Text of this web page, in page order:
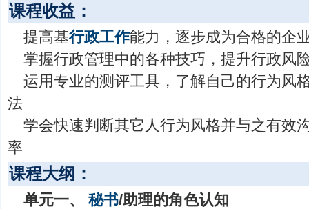
课程收益：
提高基行政工作能力，逐步成为合格的企
掌握行政管理中的各种技巧，提升行政风
运用专业的测评工具，了解自己的行为风
法
学会快速判断其它人行为风格并与之有效
率
课程大纲：
单元一、秘书/助理的角色认知